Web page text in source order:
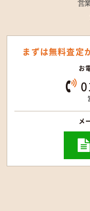
営
まずは無料査定
お
メ